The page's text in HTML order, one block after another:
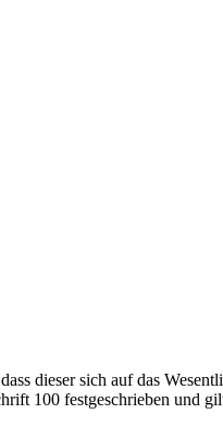
dieser sich auf das
100 festgeschrieben und